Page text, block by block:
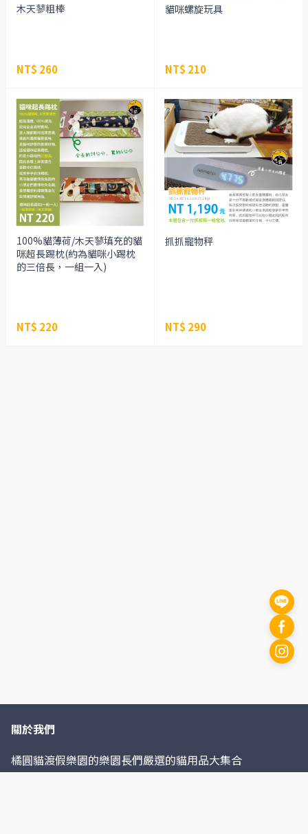
木天蓼粗棒
NT$ 260
貓咪螺旋玩具
NT$ 210
100%貓薄荷/木天蓼填充的貓
咪超長踢枕(約為貓咪小踢枕
的三倍長，一組一入)
NT$ 220
抓抓寵物秤
NT$ 290
關於我們
橘圓貓渡假樂園的樂園長們嚴選的貓用品大集合